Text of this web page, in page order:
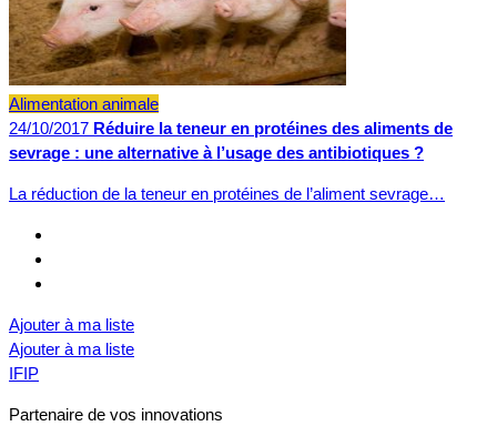
Alimentation animale
24/10/2017 Réduire la teneur en protéines des aliments de
sevrage : une alternative à l’usage des antibiotiques ?
La réduction de la teneur en protéines de l’aliment sevrage…
Ajouter à ma liste
Ajouter à ma liste
IFIP
Partenaire de vos innovations